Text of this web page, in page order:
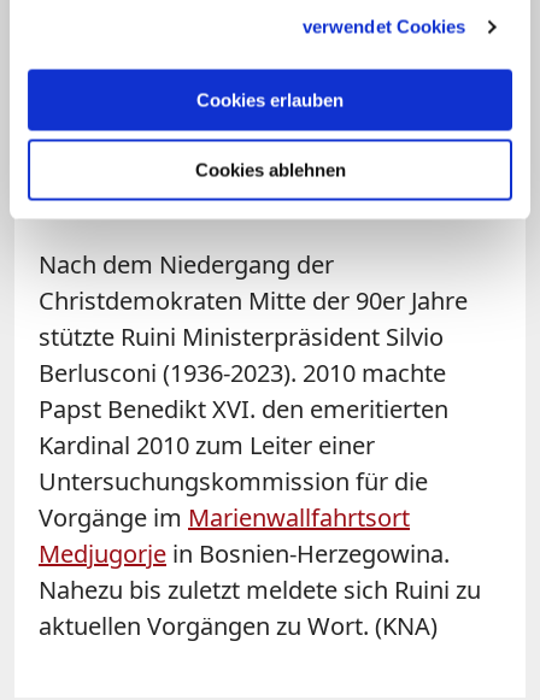
verwendet Cookies
Cookies erlauben
Cookies ablehnen
katholischen Kirche des Landes. An die
setzte Ruini danach das "kulturelle
Projekt" einer kirchlichen Durchdringung
von Staat und Gesellschaft jenseits der
Parteigrenzen.
Nach dem Niedergang der
Christdemokraten Mitte der 90er Jahre
stützte Ruini Ministerpräsident Silvio
Berlusconi (1936-2023). 2010 machte
Papst Benedikt XVI. den emeritierten
Kardinal 2010 zum Leiter einer
Untersuchungskommission für die
Vorgänge im Marienwallfahrtsort
Medjugorje in Bosnien-Herzegowina.
Nahezu bis zuletzt meldete sich Ruini zu
aktuellen Vorgängen zu Wort. (KNA)